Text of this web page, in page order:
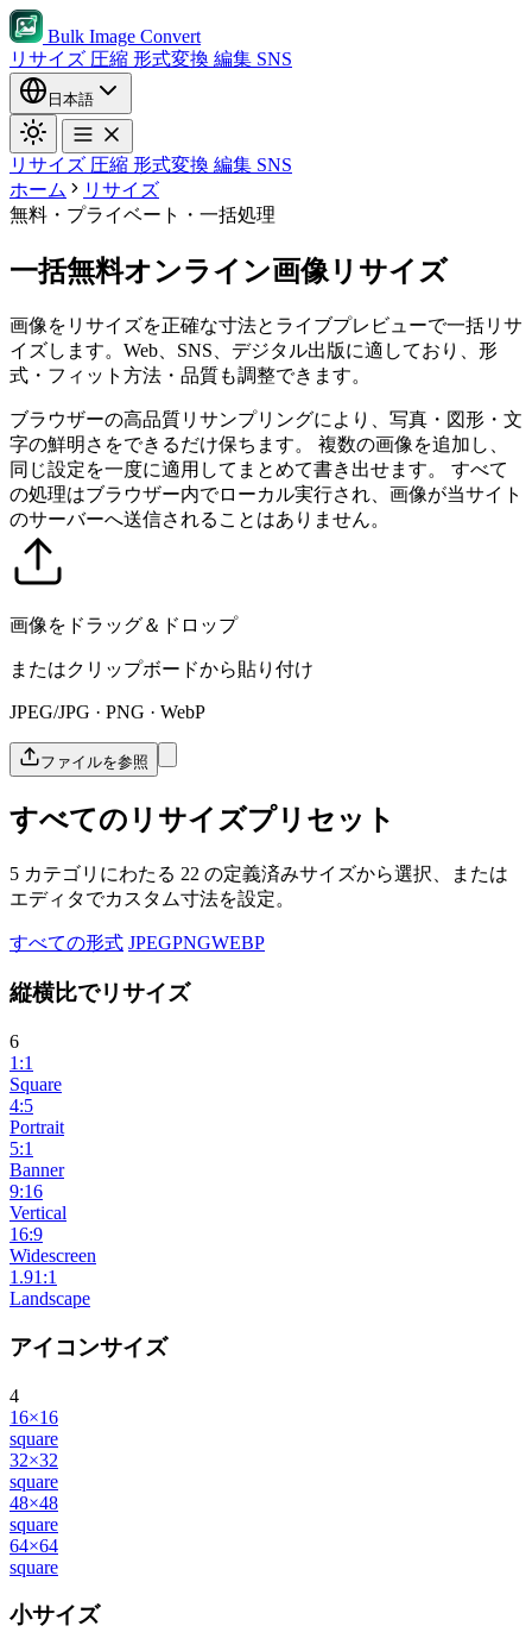
Bulk Image Convert
リサイズ 圧縮 形式変換 編集 SNS
日本語
リサイズ 圧縮 形式変換 編集 SNS
ホーム
リサイズ
無料・プライベート・一括処理
一括無料オンライン画像リサイズ
画像をリサイズを正確な寸法とライブプレビューで一括リサ
イズします。Web、SNS、デジタル出版に適しており、形
式・フィット方法・品質も調整できます。
ブラウザーの高品質リサンプリングにより、写真・図形・文
字の鮮明さをできるだけ保ちます。 複数の画像を追加し、
同じ設定を一度に適用してまとめて書き出せます。 すべて
の処理はブラウザー内でローカル実行され、画像が当サイト
のサーバーへ送信されることはありません。
画像をドラッグ＆ドロップ
またはクリップボードから貼り付け
JPEG/JPG · PNG · WebP
ファイルを参照
すべてのリサイズプリセット
5 カテゴリにわたる 22 の定義済みサイズから選択、または
エディタでカスタム寸法を設定。
すべての形式 JPEGPNGWEBP
縦横比でリサイズ
6
1:1
Square
4:5
Portrait
5:1
Banner
9:16
Vertical
16:9
Widescreen
1.91:1
Landscape
アイコンサイズ
4
16×16
square
32×32
square
48×48
square
64×64
square
小サイズ